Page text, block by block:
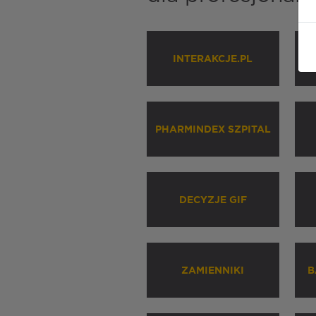
INTERAKCJE.PL
PHARMINDEX SZPITAL
DECYZJE GIF
ZAMIENNIKI